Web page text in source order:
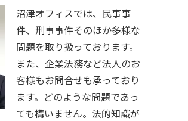
沼津オフィスでは、民事事
件、刑事事件そのほか多様な
問題を取り扱っております。
また、企業法務など法人のお
客様もお問合せも承っており
ます。どのような問題であっ
ても構いません。法的知識が